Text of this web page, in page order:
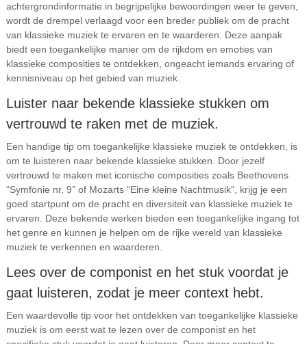
achtergrondinformatie in begrijpelijke bewoordingen weer te geven,
wordt de drempel verlaagd voor een breder publiek om de pracht
van klassieke muziek te ervaren en te waarderen. Deze aanpak
biedt een toegankelijke manier om de rijkdom en emoties van
klassieke composities te ontdekken, ongeacht iemands ervaring of
kennisniveau op het gebied van muziek.
Luister naar bekende klassieke stukken om
vertrouwd te raken met de muziek.
Een handige tip om toegankelijke klassieke muziek te ontdekken, is
om te luisteren naar bekende klassieke stukken. Door jezelf
vertrouwd te maken met iconische composities zoals Beethovens
“Symfonie nr. 9” of Mozarts “Eine kleine Nachtmusik”, krijg je een
goed startpunt om de pracht en diversiteit van klassieke muziek te
ervaren. Deze bekende werken bieden een toegankelijke ingang tot
het genre en kunnen je helpen om de rijke wereld van klassieke
muziek te verkennen en waarderen.
Lees over de componist en het stuk voordat je
gaat luisteren, zodat je meer context hebt.
Een waardevolle tip voor het ontdekken van toegankelijke klassieke
muziek is om eerst wat te lezen over de componist en het